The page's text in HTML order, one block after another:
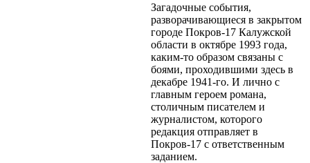
Загадочные события,
разворачивающиеся в закрытом
городе Покров-17 Калужской
области в октябре 1993 года,
каким-то образом связаны с
боями, проходившими здесь в
декабре 1941-го. И лично с
главным героем романа,
столичным писателем и
журналистом, которого
редакция отправляет в
Покров-17 с ответственным
заданием.